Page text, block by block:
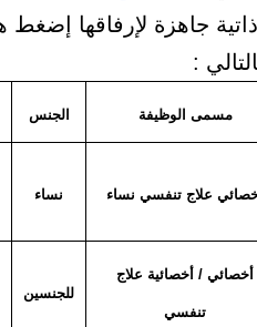
:
مسمى الوظيفة الجنس
علاج تنفسي نساء نساء
أخصائي / أخصائية علاج
تنفسي
للجنسين